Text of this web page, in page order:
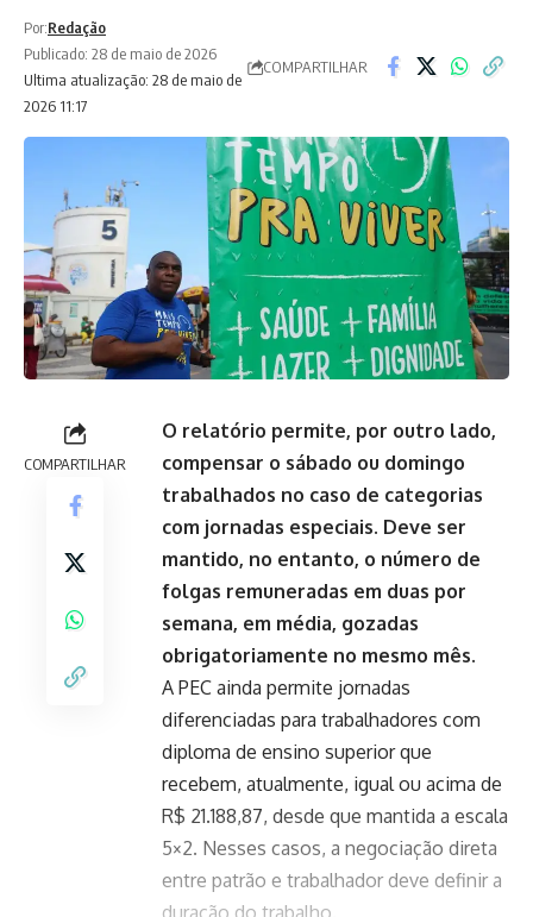
Ultima atualização: 28 de maio de
2026 11:17
Por:Redação
Publicado: 28 de maio de 2026
COMPARTILHAR
COMPARTILHAR
O relatório permite, por outro lado,
compensar o sábado ou domingo
trabalhados no caso de categorias
com jornadas especiais. Deve ser
mantido, no entanto, o número de
folgas remuneradas em duas por
semana, em média, gozadas
obrigatoriamente no mesmo mês.
A PEC ainda permite jornadas
diferenciadas para trabalhadores com
diploma de ensino superior que
recebem, atualmente, igual ou acima de
R$ 21.188,87, desde que mantida a escala
5×2. Nesses casos, a negociação direta
entre patrão e trabalhador deve definir a